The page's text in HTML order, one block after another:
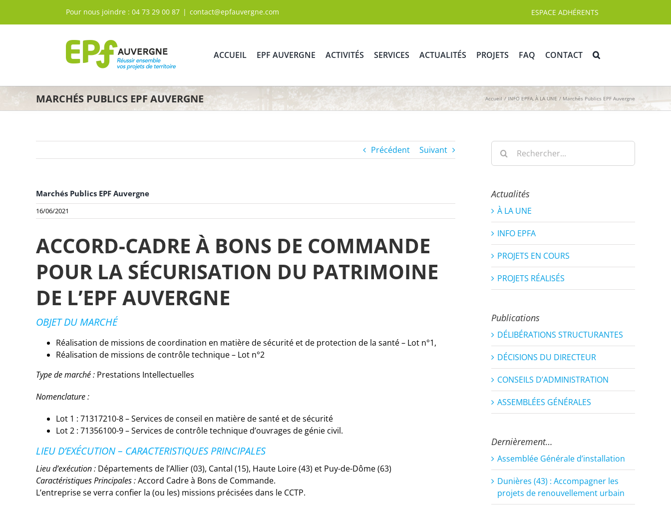
Pour nous joindre : 04 73 29 00 87 | contact@epfauvergne.com ESPACE ADHÉRENTS
ACCUEIL EPF AUVERGNE ACTIVITÉS SERVICES ACTUALITÉS PROJETS FAQ CONTACT
MARCHÉS PUBLICS EPF AUVERGNE Accueil INFO EPFA À LA UNE Marchés Publics EPF Auvergne
Précédent Suivant
Marchés Publics EPF Auvergne
16/06/2021
ACCORD-CADRE À BONS DE COMMANDE
POUR LA SÉCURISATION DU PATRIMOINE
DE L’EPF AUVERGNE
OBJET DU MARCHÉ
Réalisation de missions de coordination en matière de sécurité et de protection de la santé – Lot n°1,
Réalisation de missions de contrôle technique – Lot n°2
Type de marché :Prestations Intellectuelles
Nomenclature :
Lot 1 : 71317210-8 – Services de conseil en matière de santé et de sécurité
Lot 2 : 71356100-9 – Services de contrôle technique d’ouvrages de génie civil.
LIEU D’EXÉCUTION – CARACTERISTIQUES PRINCIPALES
Lieu d’exécution :Départements de l’Allier (03), Cantal (15), Haute Loire (43) et Puy-de-Dôme (63)
Caractéristiques Principales :Accord Cadre à Bons de Commande.
L’entreprise se verra confier la (ou les) missions précisées dans le CCTP.
Rechercher:
Actualités
À LA UNE
INFO EPFA
PROJETS EN COURS
PROJETS RÉALISÉS
Publications
DÉLIBÉRATIONS STRUCTURANTES
DÉCISIONS DU DIRECTEUR
CONSEILS D’ADMINISTRATION
ASSEMBLÉES GÉNÉRALES
Dernièrement…
Assemblée Générale d’installation
Dunières (43) : Accompagner les
projets de renouvellement urbain